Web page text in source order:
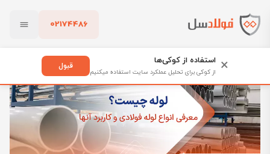
02174486
پاک کردن
فولادسل
× استفاده از کوکی‌ها
از کوکی برای تحلیل عملکرد سایت استفاده میکنیم
قبول